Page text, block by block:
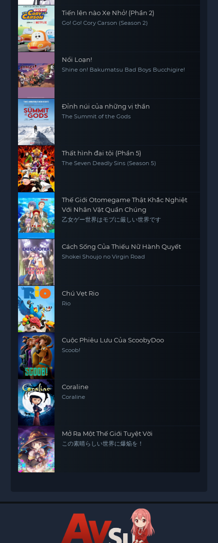
Tiến lên nào Xe Nhỏ! (Phần 2)
Go! Go! Cory Carson (Season 2)
Nổi Loạn!
Shine on! Bakumatsu Bad Boys Bucchigire!
Đỉnh núi của những vị thần
The Summit of the Gods
Thất hình đại tội (Phần 5)
The Seven Deadly Sins (Season 5)
Thế Giới Otomegame Thật Khắc Nghiệt
Với Nhân Vật Quần Chúng
乙女ゲー世界はモブに厳しい世界です
Cách Sống Của Thiếu Nữ Hành Quyết
Shokei Shoujo no Virgin Road
Chú Vẹt Rio
Rio
Cuộc Phiêu Lưu Của ScoobyDoo
Scoob!
Coraline
Coraline
Mở Ra Một Thế Giới Tuyệt Vời
この素晴らしい世界に爆焔を！